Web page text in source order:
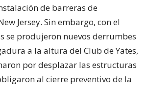
de barreras de
Jersey. Sin embargo, con el
se produjeron nuevos derrumbes
a la altura del Club de Yates,
por desplazar las estructuras
al cierre preventivo de la